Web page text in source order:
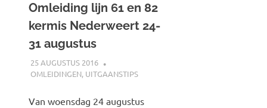
Omleiding lijn 61 en 82
kermis Nederweert 24-
31 augustus
25 AUGUSTUS 2016
OMLEIDINGEN, UITGAANSTIPS
Van woensdag 24 augustus